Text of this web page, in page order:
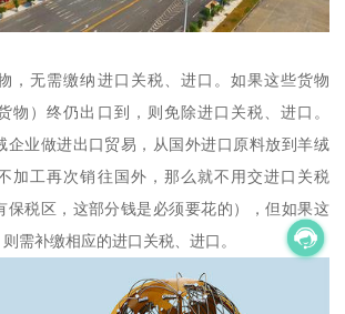
，无需缴纳进口关税、进口。如果这些货物
物）终仍出口到，则免除进口关税、进口。
企业做进出口贸易，从国外进口原料放到羊绒
加工再次销往国外，那么就不用交进口关税
保税区，这部分钱是必须要花的），但如果这
需补缴相应的进口关税、进口。